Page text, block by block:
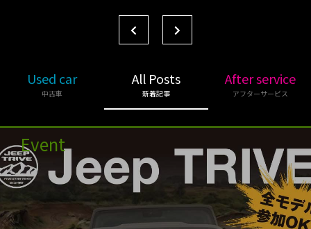
Used car
中古車
All Posts
新着記事
After service
アフターサービス
Event